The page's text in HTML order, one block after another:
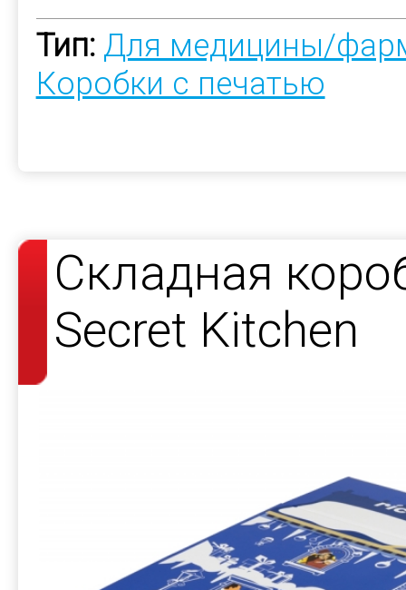
Тип: Для медицины/
Коробки с печатью
Складная
Secret Kitchen